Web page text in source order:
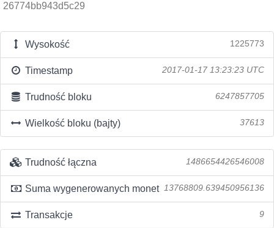
26774bb943d5c29
Wysokość 1225773
Timestamp 2017-01-17 13:23:23 UTC
Trudność bloku 6247857705
Wielkość bloku (bajty) 37613
Trudność łączna 1486654426546008
Suma wygenerowanych monet 13768809.639450956136
Transakcje 9